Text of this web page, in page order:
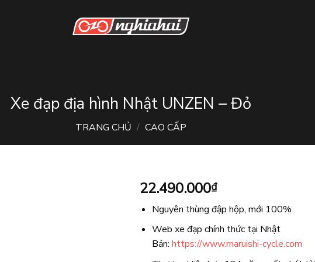
Xe đạp địa hình Nhật UNZEN – Đỏ
TRANG CHỦ / CAO CẤP
22.490.000₫
Nguyên thùng đập hộp, mới 100%
Web xe đạp chính thức tại Nhật
Bản: https://www.maruishi-cycle.com